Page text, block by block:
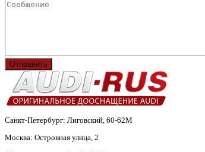
Отправить
Санкт-Петербург: Лиговский, 60-62М
Москва: Островная улица, 2